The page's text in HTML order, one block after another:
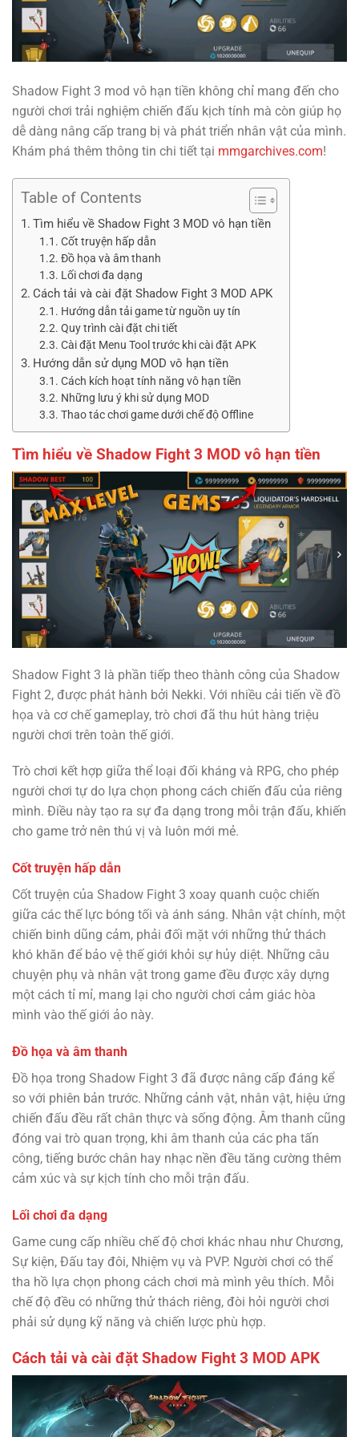
Shadow Fight 3 mod vô hạn tiền không chỉ mang đến cho
người chơi trải nghiệm chiến đấu kịch tính mà còn giúp họ
dễ dàng nâng cấp trang bị và phát triển nhân vật của mình.
Khám phá thêm thông tin chi tiết tại mmgarchives.com!
Table of Contents
Tìm hiểu về Shadow Fight 3 MOD vô hạn tiền
Cốt truyện hấp dẫn
Đồ họa và âm thanh
Lối chơi đa dạng
Cách tải và cài đặt Shadow Fight 3 MOD APK
Hướng dẫn tải game từ nguồn uy tín
Quy trình cài đặt chi tiết
Cài đặt Menu Tool trước khi cài đặt APK
Hướng dẫn sử dụng MOD vô hạn tiền
Cách kích hoạt tính năng vô hạn tiền
Những lưu ý khi sử dụng MOD
Thao tác chơi game dưới chế độ Offline
Tìm hiểu về Shadow Fight 3 MOD vô hạn tiền
Shadow Fight 3 là phần tiếp theo thành công của Shadow
Fight 2, được phát hành bởi Nekki. Với nhiều cải tiến về đồ
họa và cơ chế gameplay, trò chơi đã thu hút hàng triệu
người chơi trên toàn thế giới.
Trò chơi kết hợp giữa thể loại đối kháng và RPG, cho phép
người chơi tự do lựa chọn phong cách chiến đấu của riêng
mình. Điều này tạo ra sự đa dạng trong mỗi trận đấu, khiến
cho game trở nên thú vị và luôn mới mẻ.
Cốt truyện hấp dẫn
Cốt truyện của Shadow Fight 3 xoay quanh cuộc chiến
giữa các thế lực bóng tối và ánh sáng. Nhân vật chính, một
chiến binh dũng cảm, phải đối mặt với những thử thách
khó khăn để bảo vệ thế giới khỏi sự hủy diệt. Những câu
chuyện phụ và nhân vật trong game đều được xây dựng
một cách tỉ mỉ, mang lại cho người chơi cảm giác hòa
mình vào thế giới ảo này.
Đồ họa và âm thanh
Đồ họa trong Shadow Fight 3 đã được nâng cấp đáng kể
so với phiên bản trước. Những cảnh vật, nhân vật, hiệu ứng
chiến đấu đều rất chân thực và sống động. Âm thanh cũng
đóng vai trò quan trọng, khi âm thanh của các pha tấn
công, tiếng bước chân hay nhạc nền đều tăng cường thêm
cảm xúc và sự kịch tính cho mỗi trận đấu.
Lối chơi đa dạng
Game cung cấp nhiều chế độ chơi khác nhau như Chương,
Sự kiện, Đấu tay đôi, Nhiệm vụ và PVP. Người chơi có thể
tha hồ lựa chọn phong cách chơi mà mình yêu thích. Mỗi
chế độ đều có những thử thách riêng, đòi hỏi người chơi
phải sử dụng kỹ năng và chiến lược phù hợp.
Cách tải và cài đặt Shadow Fight 3 MOD APK